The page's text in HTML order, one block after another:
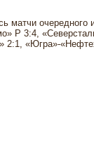
матчи очередного
Р 3:4,
2:1, «Югра»-